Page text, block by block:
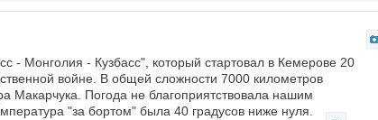
- Монголия - Кузбасс", который стартовал в Кемерове 20
войне. В общей сложности 7000 километров
Макарчука. Погода не благоприятствовала нашим
"за бортом" была 40 градусов ниже нуля.